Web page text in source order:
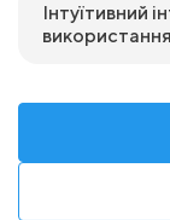
Інтуїтивний
використання